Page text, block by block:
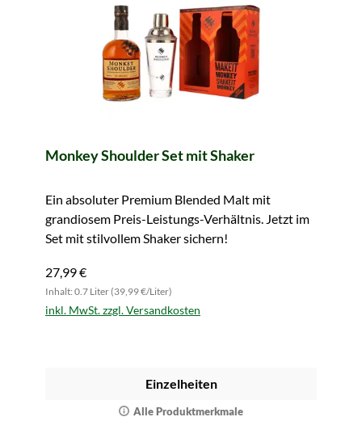
Monkey Shoulder Set mit Shaker
Ein absoluter Premium Blended Malt mit
grandiosem Preis-Leistungs-Verhältnis. Jetzt im
Set mit stilvollem Shaker sichern!
27,99 €
Inhalt: 0.7 Liter (39,99 €/Liter)
inkl. MwSt. zzgl. Versandkosten
Einzelheiten
Alle Produktmerkmale